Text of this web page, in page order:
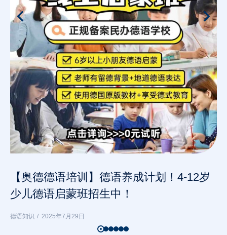
【奥德德语培训】德语养成计划！4-12岁
少儿德语启蒙班招生中！
德语知识 2025年7月29日